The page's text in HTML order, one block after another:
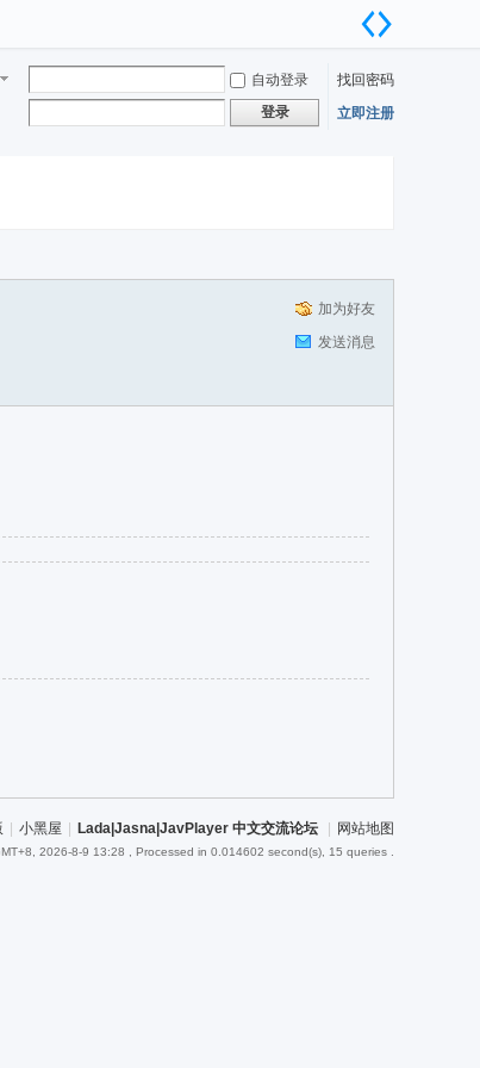
自动登录
找回密码
登录 立即注册
加为好友
发送消息
小黑屋 Lada|Jasna|JavPlayer 中文交流论坛 网站地图
2026-8-9 13:28 , Processed in 0.014602 second(s), 15 queries .